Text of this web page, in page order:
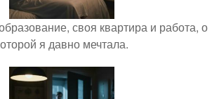
своя квартира и работа, о
я давно мечтала.